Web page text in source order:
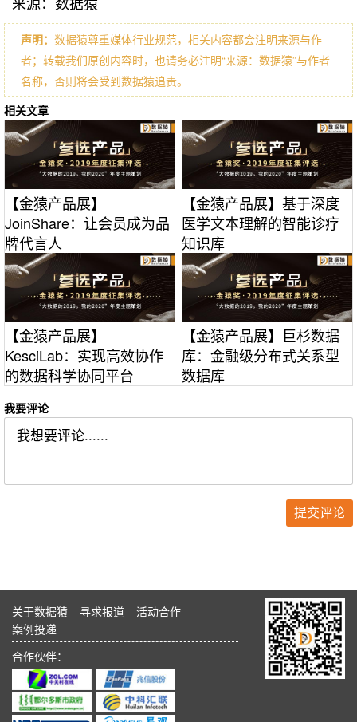
声明： 数据猿尊重媒体行业规范，相关内容都会注明来源与作
者；转载我们原创内容时，也请务必注明“来源：数据猿”与作者
名称，否则将会受到数据猿追责。
相关文章
【金猿产品展】
JoinShare：让会员成为品
牌代言人
【金猿产品展】基于深度
医学文本理解的智能诊疗
知识库
【金猿产品展】
KesciLab：实现高效协作
的数据科学协同平台
【金猿产品展】巨杉数据
库：金融级分布式关系型
数据库
我要评论
关于数据猿 寻求报道
活动合作
案例投递
合作伙伴：